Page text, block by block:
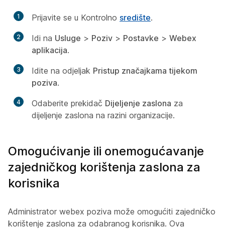
1 Prijavite se u Kontrolno središte.
2 Idi na Usluge > Poziv > Postavke > Webex
aplikacija.
3 Idite na odjeljak Pristup značajkama tijekom
poziva.
4 Odaberite prekidač Dijeljenje zaslona za
dijeljenje zaslona na razini organizacije.
Omogućivanje ili onemogućavanje
zajedničkog korištenja zaslona za
korisnika
Administrator webex poziva može omogućiti zajedničko
korištenje zaslona za odabranog korisnika. Ova